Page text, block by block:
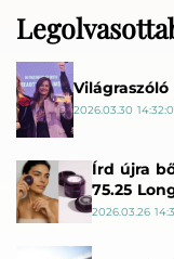
2026.03.30
Írd újra
75.25
2026.03.26